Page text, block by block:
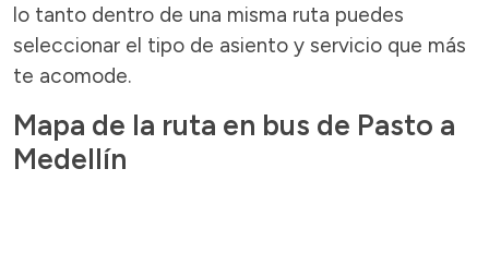
lo tanto dentro de una misma ruta puedes
seleccionar el tipo de asiento y servicio que más
te acomode.
Mapa de la ruta en bus de Pasto a
Medellín